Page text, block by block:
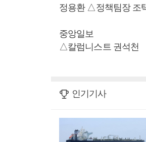
정용환 △정책팀장 조
중앙일보
△칼럼니스트 권석천
인기기사